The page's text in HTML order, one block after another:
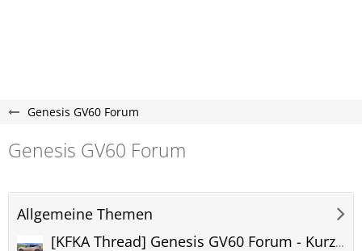
Genesis GV60 Forum
Genesis GV60 Forum
Allgemeine Themen
[KFKA Thread] Genesis GV60 Forum - Kurze Frage, kurze Antwort - bitte Regeln in Post 1 beachten.